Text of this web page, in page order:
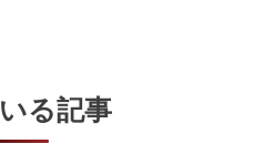
る記事